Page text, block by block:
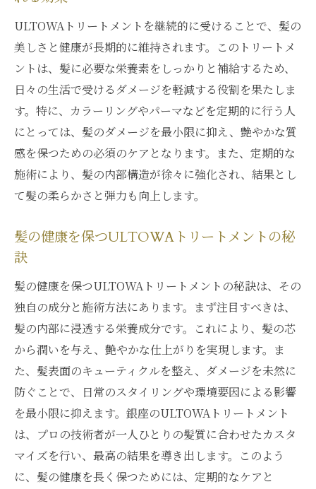
ULTOWAトリートメントを継続的に受けることで、髪の
美しさと健康が長期的に維持されます。このトリートメ
ントは、髪に必要な栄養素をしっかりと補給するため、
日々の生活で受けるダメージを軽減する役割を果たしま
す。特に、カラーリングやパーマなどを定期的に行う人
にとっては、髪のダメージを最小限に抑え、艶やかな質
感を保つための必須のケアとなります。また、定期的な
施術により、髪の内部構造が徐々に強化され、結果とし
て髪の柔らかさと弾力も向上します。
髪の健康を保つULTOWAトリートメントの秘
訣
髪の健康を保つULTOWAトリートメントの秘訣は、その
独自の成分と施術方法にあります。まず注目すべきは、
髪の内部に浸透する栄養成分です。これにより、髪の芯
から潤いを与え、艶やかな仕上がりを実現します。ま
た、髪表面のキューティクルを整え、ダメージを未然に
防ぐことで、日常のスタイリングや環境要因による影響
を最小限に抑えます。銀座のULTOWAトリートメント
は、プロの技術者が一人ひとりの髪質に合わせたカスタ
マイズを行い、最高の結果を導き出します。このよう
に、髪の健康を長く保つためには、定期的なケアと